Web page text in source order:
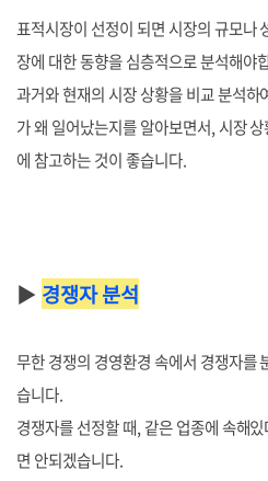
표적시장이 선정이 되면 시장의 규모나
장에 대한 동향을 심층적으로 분석해야
과거와 현재의 시장 상황을 비교 분석
가 왜 일어났는지를 알아보면서, 시장
에 참고하는 것이 좋습니다.
▶ 경쟁자 분석
무한 경쟁의 경영환경 속에서 경쟁자를
습니다.
경쟁자를 선정할 때, 같은 업종에 속해
면 안되겠습니다.